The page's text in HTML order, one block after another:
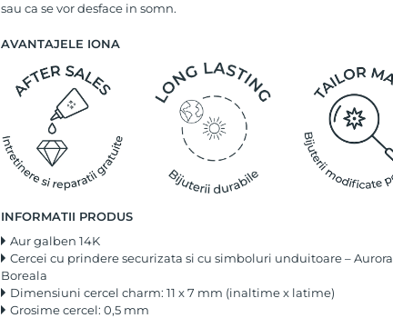
sau ca se vor desface in somn.
AVANTAJELE IONA
INFORMATII PRODUS
Aur galben 14K
Cercei cu prindere securizata si cu simboluri unduitoare – Aurora
Boreala
Dimensiuni cercel charm: 11 x 7 mm (inaltime x latime)
Grosime cercel: 0,5 mm